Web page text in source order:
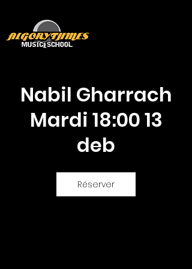
Nabil Gharrach
Mardi 18:00 13
deb
Réserver